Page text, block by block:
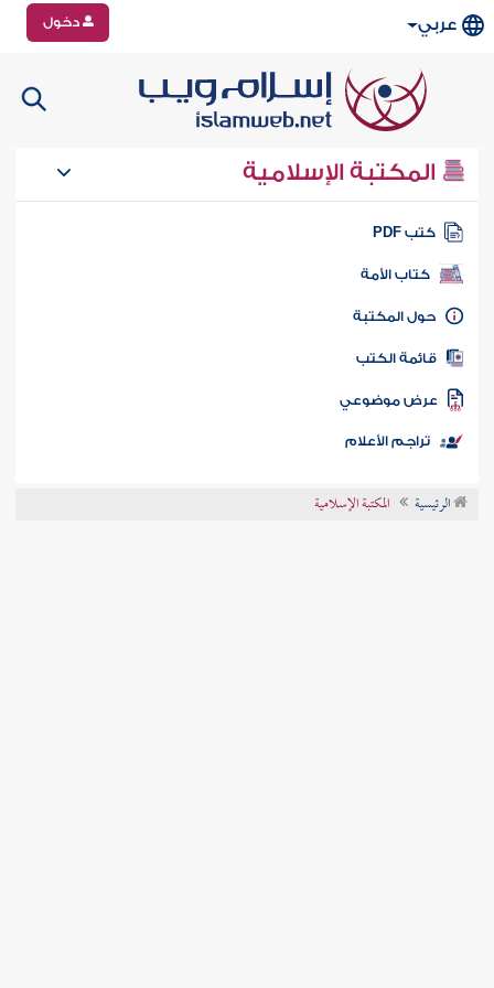
عربي دخول
المكتبة الإسلامية
كتب PDF
كتاب الأمة
المكتبة
الكتب
موضوعي
تراجم الأعلام
الرئيسية المكتبة الإسلامية